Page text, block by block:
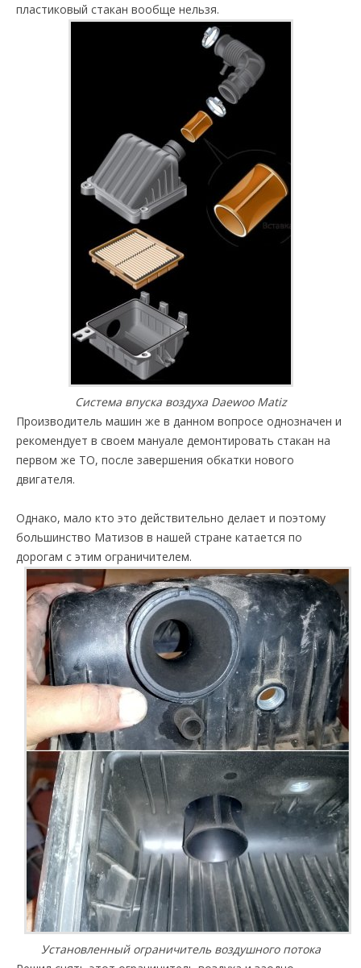
пластиковый стакан вообще нельзя.
Система впуска воздуха Daewoo Matiz
Производитель машин же в данном вопросе однозначен и
рекомендует в своем мануале демонтировать стакан на
первом же ТО, после завершения обкатки нового
двигателя.
Однако, мало кто это действительно делает и поэтому
большинство Матизов в нашей стране катается по
дорогам с этим ограничителем.
Установленный ограничитель воздушного потока